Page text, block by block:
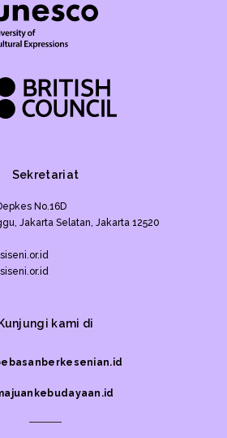
Sekretariat
No.16D
Jakarta Selatan, Jakarta 12520
Kunjungi kami di